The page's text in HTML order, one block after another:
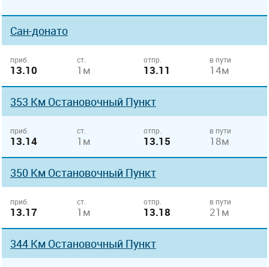
Сан-донато
приб.
13.10
ст.
1м
отпр.
13.11
в пути
14м
353 Км Остановочный Пункт
приб.
13.14
ст.
1м
отпр.
13.15
в пути
18м
350 Км Остановочный Пункт
приб.
13.17
ст.
1м
отпр.
13.18
в пути
21м
344 Км Остановочный Пункт